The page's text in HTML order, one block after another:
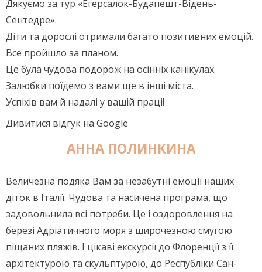
Дякуємо за тур «Егерсалок-Будапешт-Відень-
Сентедре».
Діти та дорослі отримали багато позитивних емоцій.
Все пройшло за планом.
Це була чудова подорож на осінніх канікулах.
Залюбки поїдемо з вами ще в інші міста.
Успіхів вам й надалі у вашій праці!
Дивитися відгук на Google
АННА ПОЛИНКИНА
Величезна подяка Вам за незабутні емоції наших
діток в Італії. Чудова та насичена програма, що
задовольнила всі потреби. Це і оздоровлення на
березі Адріатичного моря з широчезною смугою
піщаних пляжів. І цікаві екскурсії до Флоренції з її
архітектурою та скульптурою, до Республіки Сан-